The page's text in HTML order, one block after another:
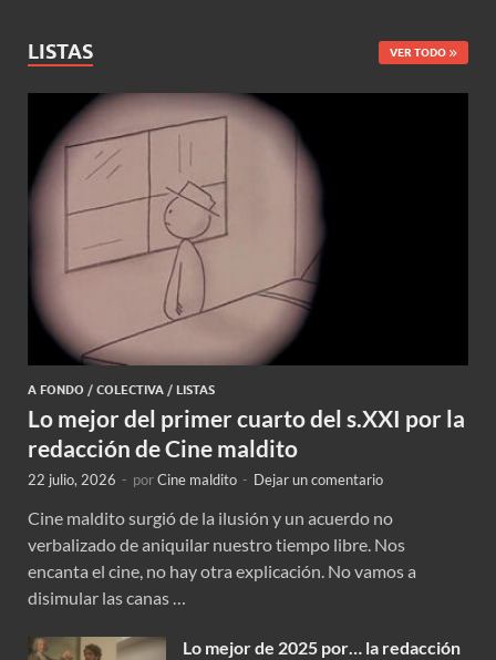
LISTAS VER TODO
A FONDO / COLECTIVA / LISTAS
Lo mejor del primer cuarto del s.XXI por la
redacción de Cine maldito
22 julio, 2026 - porCine maldito - Dejar un comentario
Cine maldito surgió de la ilusión y un acuerdo no
verbalizado de aniquilar nuestro tiempo libre. Nos
encanta el cine, no hay otra explicación. No vamos a
disimular las canas …
Lo mejor de 2025 por… la redacción